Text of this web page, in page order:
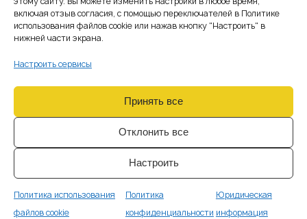
включая отзыв согласия, с помощью переключателей в Политике
использования файлов cookie или нажав кнопку "Настроить" в
нижней части экрана.
Настроить сервисы
Принять все
Отклонить все
Настроить
Политика использования
файлов cookie
Политика
конфиденциальности
Юридическая
информация
ценообразование:
удерживаем конверсию
и не дотируем
«тяжёлых»
пользователей
Надёжная ценовая структура для EMI в Чехии:
Низкий входной порог → монетизация через подписки и
платные «дорогие» операции
Тарифные уровни → цена соответствует стоимости
обслуживания (поддержка, лимиты, Instant-платежи)
Комиссии по факту использования → для дорогих